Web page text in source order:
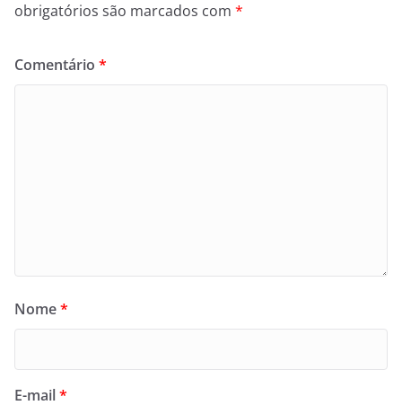
obrigatórios são marcados com *
Comentário *
Nome*
E-mail*